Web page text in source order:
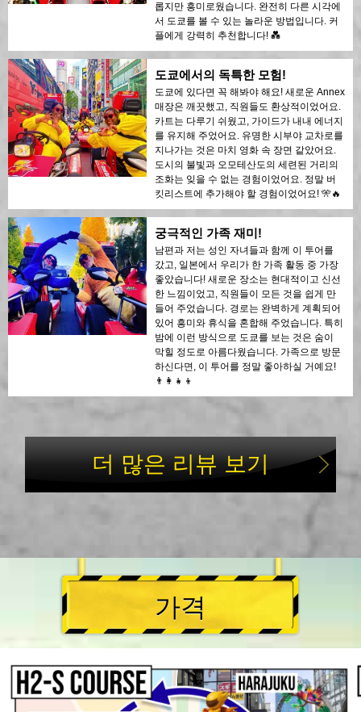
롭지만 흥미로웠습니다. 완전히 다른 시각에
서 도쿄를 볼 수 있는 놀라운 방법입니다. 커
플에게 강력히 추천합니다! 💑
도쿄에서의 독특한 모험!
도쿄에 있다면 꼭 해봐야 해요! 새로운 Annex
매장은 깨끗했고, 직원들도 환상적이었어요.
카트는 다루기 쉬웠고, 가이드가 내내 에너지
를 유지해 주었어요. 유명한 시부야 교차로를
지나가는 것은 마치 영화 속 장면 같았어요.
도시의 불빛과 오모테산도의 세련된 거리의
조화는 잊을 수 없는 경험이었어요. 정말 버
킷리스트에 추가해야 할 경험이었어요! 🎌🔥
궁극적인 가족 재미!
남편과 저는 성인 자녀들과 함께 이 투어를
갔고, 일본에서 우리가 한 가족 활동 중 가장
좋았습니다! 새로운 장소는 현대적이고 신선
한 느낌이었고, 직원들이 모든 것을 쉽게 만
들어 주었습니다. 경로는 완벽하게 계획되어
있어 흥미와 휴식을 혼합해 주었습니다. 특히
밤에 이런 방식으로 도쿄를 보는 것은 숨이
막힐 정도로 아름다웠습니다. 가족으로 방문
하신다면, 이 투어를 정말 좋아하실 거예요!
👨‍👩‍👧‍👦
더 많은 리뷰 보기
가격